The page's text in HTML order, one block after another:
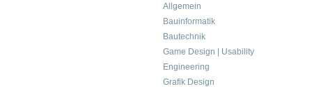
Allgemein
Bauinformatik
Bautechnik
Game Design | Usability
Engineering
Grafik Design